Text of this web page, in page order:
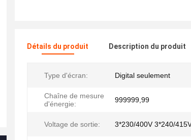
Détails du produit Description du produit
Type d'écran: Digital seulement
Chaîne de mesure
d'énergie:
999999,99
Voltage de sortie: 3*230/400V 3*240/